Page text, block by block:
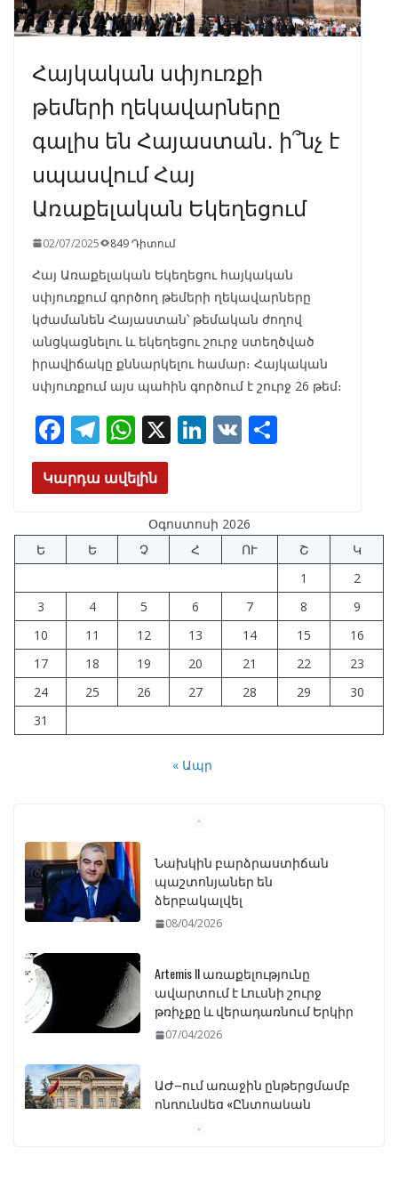
Հայկական սփյուռքի
թեմերի ղեկավարները
գալիս են Հայաստան․ ի՞նչ է
սպասվում Հայ
Առաքելական Եկեղեցում
02/07/2025 849 Դիտում
Հայ Առաքելական Եկեղեցու հայկական
սփյուռքում գործող թեմերի ղեկավարները
կժամանեն Հայաստան՝ թեմական ժողով
անցկացնելու և եկեղեցու շուրջ ստեղծված
իրավիճակը քննարկելու համար։ Հայկական
սփյուռքում այս պահին գործում է շուրջ 26 թեմ։
F
ac
e
o
o
k
T
el
e
a
m
W
h
at
A
p
p
X Li
e
dI
n
V
Կարդա ավելին
Օգոստոսի 2026
Ե
Ե Չ Հ ՈՒ Շ
Կ
1
2
3
4 5 6 7 8
9
10
11 12 13 14 15
16
17
18 19 20 21 22
23
24
25 26 27 28 29
30
31
« Ապր
Նախկին բարձրաստիճան
պաշտոնյաներ են
ձերբակալվել
08/04/2026
Artemis II առաքելությունը
ավարտում է Լուսնի շուրջ
թռիչքը և վերադառնում Երկիր
07/04/2026
ԱԺ–ում առաջին ընթերցմամբ
ընդունվեց «Ընտրական